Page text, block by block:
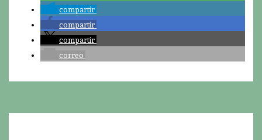
compartir
compartir
compartir
correo